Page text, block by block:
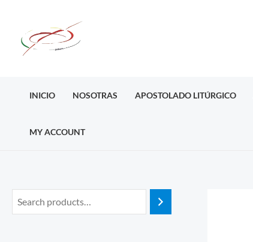
contenido
INICIO NOSOTRAS APOSTOLADO LITÚRGICO
MY ACCOUNT